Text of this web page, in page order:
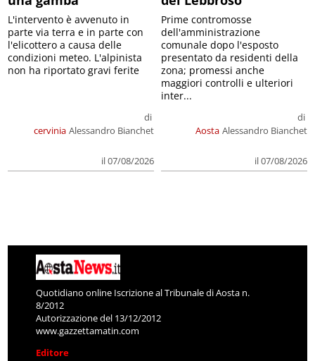
cervinia
di
Alessandro Bianchet
il 07/08/2026
L'intervento è avvenuto in
parte via terra e in parte con
l'elicottero a causa delle
condizioni meteo. L'alpinista
non ha riportato gravi ferite
Aosta
di
Alessandro Bianchet
il 07/08/2026
Prime contromosse
dell'amministrazione
comunale dopo l'esposto
presentato da residenti della
zona; promessi anche
maggiori controlli e ulteriori
inter...
Quotidiano online Iscrizione al Tribunale di Aosta n.
8/2012
Autorizzazione del 13/12/2012
www.gazzettamatin.com
Editore